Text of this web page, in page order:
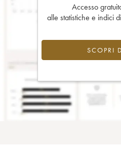
Accesso
alle statistiche e indici
SCOPRI